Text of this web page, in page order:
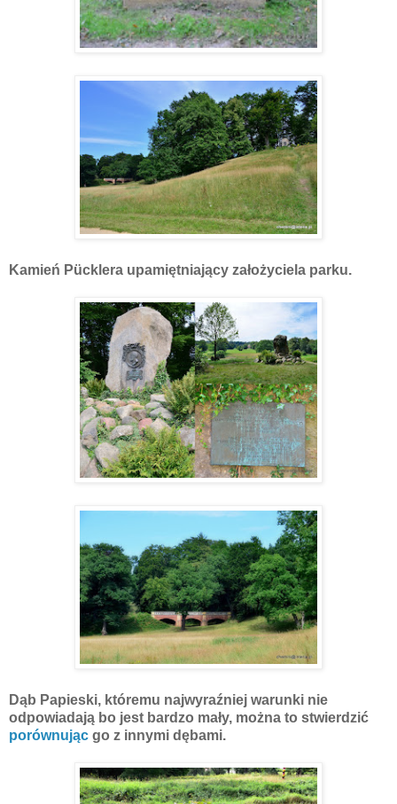
Kamień Pücklera upamiętniający założyciela parku.
Dąb Papieski, któremu najwyraźniej warunki nie
odpowiadają bo jest bardzo mały, można to stwierdzić
porównując go z innymi dębami.